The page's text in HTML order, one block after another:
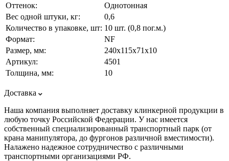
Оттенок:
Однотонная
Вес одной штуки, кг:
0,6
Количество в упаковке, шт: 10 шт. (0,8 пог.м.)
Формат:
NF
Размер, мм:
240х115х71х10
Артикул:
4501
Толщина, мм:
10
Доставка
Наша компания выполняет доставку клинкерной продукции в
любую точку Российской Федерации. У нас имеется
собственный специализированный транспортный парк (от
крана манипулятора, до фургонов различной вместимости).
Налажено надежное сотрудничество с различными
транспортными организациями РФ.